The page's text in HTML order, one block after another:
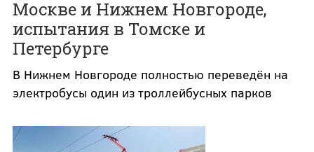
Москве и Нижнем Новгороде,
испытания в Томске и
Петербурге
В Нижнем Новгороде полностью переведён на
электробусы один из троллейбусных парков